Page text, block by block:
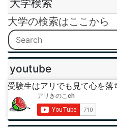
大学検索
大学の検索はここから
youtube
受験生はアリでも見て心を落